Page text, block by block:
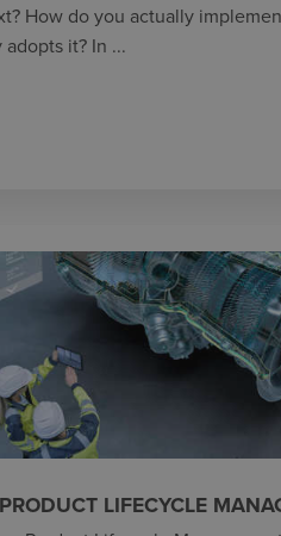
How do you actually
it? In ...
LIFECYCLE